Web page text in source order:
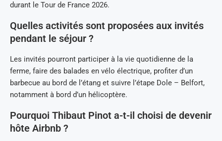
durant le Tour de France 2026.
Quelles activités sont proposées aux invités
pendant le séjour ?
Les invités pourront participer à la vie quotidienne de la
ferme, faire des balades en vélo électrique, profiter d’un
barbecue au bord de l’étang et suivre l’étape Dole – Belfort,
notamment à bord d’un hélicoptère.
Pourquoi Thibaut Pinot a-t-il choisi de devenir
hôte Airbnb ?